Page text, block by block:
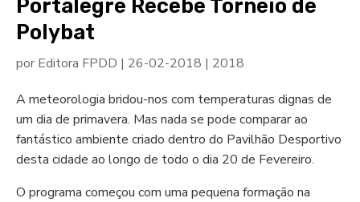
Portalegre Recebe Torneio de
Polybat
por Editora FPDD | 26-02-2018 | 2018
A meteorologia bridou-nos com temperaturas dignas de
um dia de primavera. Mas nada se pode comparar ao
fantástico ambiente criado dentro do Pavilhão Desportivo
desta cidade ao longo de todo o dia 20 de Fevereiro.
O programa começou com uma pequena formação na